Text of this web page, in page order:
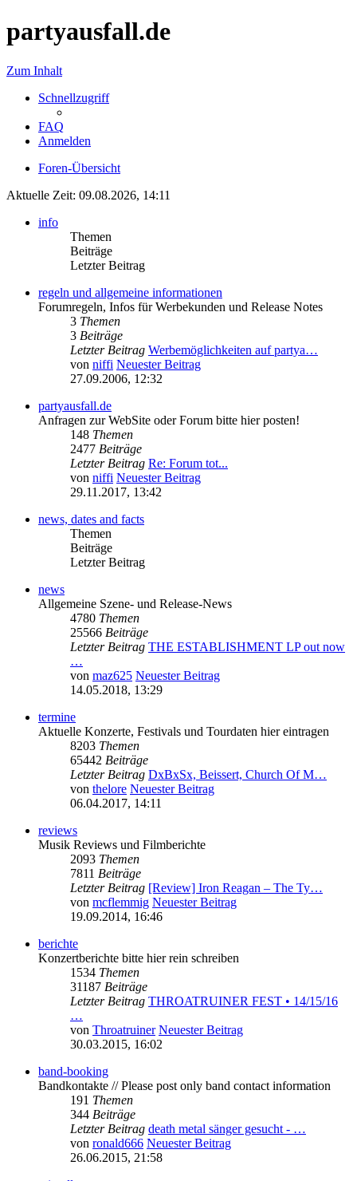
partyausfall.de
Zum Inhalt
Schnellzugriff
FAQ
Anmelden
Foren-Übersicht
Aktuelle Zeit: 09.08.2026, 14:11
info
Themen
Beiträge
Letzter Beitrag
regeln und allgemeine informationen
Forumregeln, Infos für Werbekunden und Release Notes
3 Themen
3 Beiträge
Letzter Beitrag Werbemöglichkeiten auf partya…
von niffi Neuester Beitrag
27.09.2006, 12:32
partyausfall.de
Anfragen zur WebSite oder Forum bitte hier posten!
148 Themen
2477 Beiträge
Letzter Beitrag Re: Forum tot...
von niffi Neuester Beitrag
29.11.2017, 13:42
news, dates and facts
Themen
Beiträge
Letzter Beitrag
news
Allgemeine Szene- und Release-News
4780 Themen
25566 Beiträge
Letzter Beitrag THE ESTABLISHMENT LP out now
…
von maz625 Neuester Beitrag
14.05.2018, 13:29
termine
Aktuelle Konzerte, Festivals und Tourdaten hier eintragen
8203 Themen
65442 Beiträge
Letzter Beitrag DxBxSx, Beissert, Church Of M…
von thelore Neuester Beitrag
06.04.2017, 14:11
reviews
Musik Reviews und Filmberichte
2093 Themen
7811 Beiträge
Letzter Beitrag [Review] Iron Reagan – The Ty…
von mcflemmig Neuester Beitrag
19.09.2014, 16:46
berichte
Konzertberichte bitte hier rein schreiben
1534 Themen
31187 Beiträge
Letzter Beitrag THROATRUINER FEST • 14/15/16
…
von Throatruiner Neuester Beitrag
30.03.2015, 16:02
band-booking
Bandkontakte // Please post only band contact information
191 Themen
344 Beiträge
Letzter Beitrag death metal sänger gesucht - …
von ronald666 Neuester Beitrag
26.06.2015, 21:58